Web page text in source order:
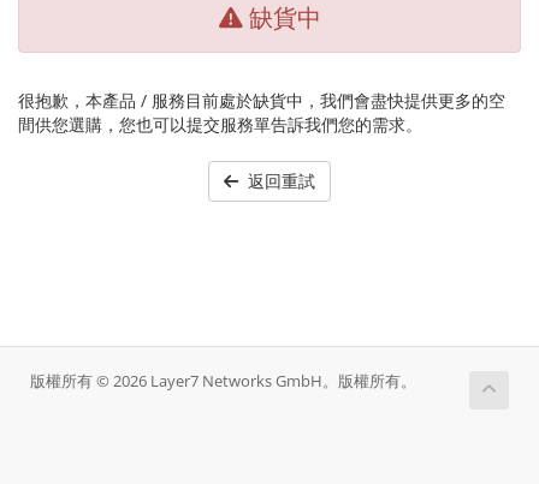
缺貨中
很抱歉，本產品 / 服務目前處於缺貨中，我們會盡快提供更多的空
間供您選購，您也可以提交服務單告訴我們您的需求。
返回重試
版權所有 © 2026 Layer7 Networks GmbH。版權所有。